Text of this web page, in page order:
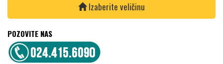
Izaberite veličinu
POZOVITE NAS